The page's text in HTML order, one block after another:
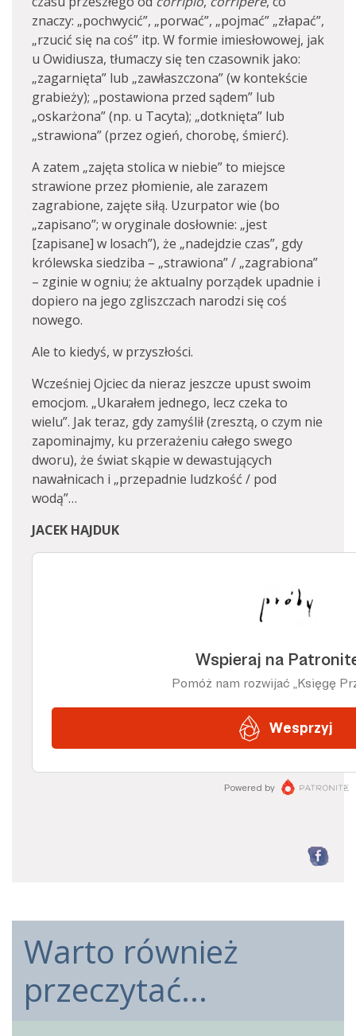
znaczy: „pochwycić”, „porwać”, „pojmać” „złapać”,
„rzucić się na coś” itp. W formie imiesłowowej, jak
u Owidiusza, tłumaczy się ten czasownik jako:
„zagarnięta” lub „zawłaszczona” (w kontekście
grabieży); „postawiona przed sądem” lub
„oskarżona” (np. u Tacyta); „dotknięta” lub
„strawiona” (przez ogień, chorobę, śmierć).
A zatem „zajęta stolica w niebie” to miejsce
strawione przez płomienie, ale zarazem
zagrabione, zajęte siłą. Uzurpator wie (bo
„zapisano”; w oryginale dosłownie: „jest
[zapisane] w losach”), że „nadejdzie czas”, gdy
królewska siedziba – „strawiona” / „zagrabiona”
– zginie w ogniu; że aktualny porządek upadnie i
dopiero na jego zgliszczach narodzi się coś
nowego.
Ale to kiedyś, w przyszłości.
Wcześniej Ojciec da nieraz jeszcze upust swoim
emocjom. „Ukarałem jednego, lecz czeka to
wielu”. Jak teraz, gdy zamyślił (zresztą, o czym nie
zapominajmy, ku przerażeniu całego swego
dworu), że świat skąpie w dewastujących
nawałnicach i „przepadnie ludzkość / pod
wodą”…
JACEK HAJDUK
Warto również
przeczytać...